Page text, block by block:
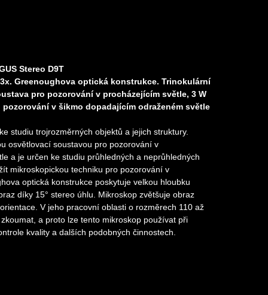
Stereo D9T
Greenoughova optická konstrukce. Trinokulární
pro pozorování v procházejícím světle, 3 W
v šikmo dopadajícím odraženém světle
studiu trojrozměrných objektů a jejich struktury.
osvětlovací soustavou pro pozorování v
a je určen ke studiu průhledných a neprůhledných
mikroskopickou techniku pro pozorování v
optická konstrukce poskytuje velkou hloubku
díky 15° stereo úhlu. Mikroskop zvětšuje obraz
V jeho pracovní oblasti o rozměrech 110 až
a proto lze tento mikroskop používat při
kvality a dalších podobných činnostech.